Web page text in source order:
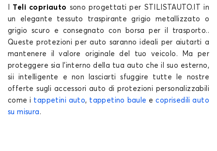
HR-V
Telo copriauto per HONDA HR-V
Teli copriauto sono progettati per STILISTAUTO.IT in
un elegante tessuto traspirante grigio metallizzato o
grigio scuro e consegnato con borsa per il trasporto..
Queste protezioni per auto saranno ideali per aiutarti a
mantenere il valore originale del tuo veicolo . Ma per
proteggere sia l'interno della tua auto che il suo esterno,
sii intelligente e non lasciarti sfuggire tutte le nostre
offerte sugli accessori auto di protezioni personalizzabili
come i tappetini auto, tappetino baule ecoprisedili auto
su misura .